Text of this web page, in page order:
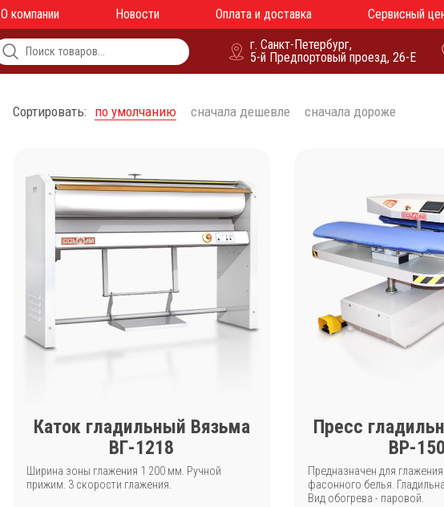
О компании Новости Оплата и доставка Сервисный
г. Санкт-Петербург,
5-й Предпортовый проезд, 26-Е
Сортировать: по умолчанию сначала дешевле сначала дороже
Каток гладильный Вязьма
ВГ-1218
Ширина зоны глажения 1 200 мм. Ручной
прижим. 3 скорости глажения.
Пресс
ВР-
Предназначен для
фасонного белья.
Вид обогрева - паровой.